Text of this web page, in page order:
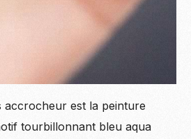
accrocheur est la peinture
tourbillonnant bleu aqua